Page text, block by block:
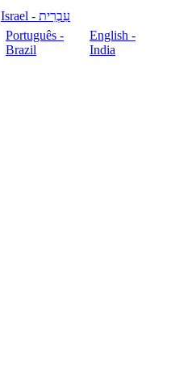
עִבְרִית - Israel
Português -
Brazil
English -
India